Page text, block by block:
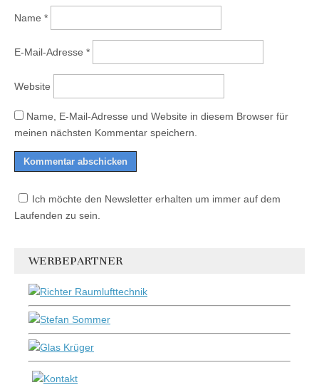
Name *
E-Mail-Adresse *
Website
Name, E-Mail-Adresse und Website in diesem Browser für
meinen nächsten Kommentar speichern.
Ich möchte den Newsletter erhalten um immer auf dem
Laufenden zu sein.
WERBEPARTNER